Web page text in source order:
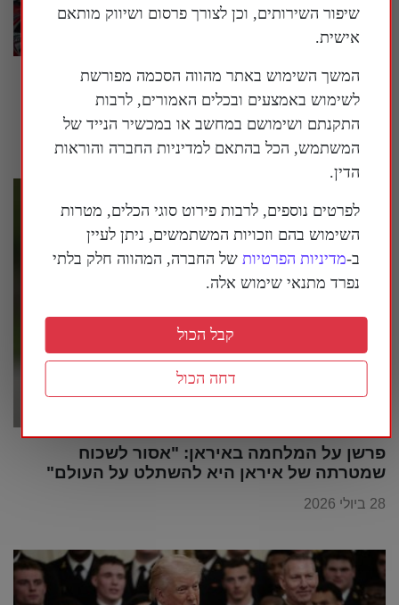
המשטר הסיני מנסה לחמש מחדש את איראן |
פרשנות
פרשן על המלחמה באיראן: "אסור לשכוח
שמטרתה של איראן היא להשתלט על העולם"
28 ביולי 2026
שיפור השירותים, וכן לצורך פרסום ושיווק מותאם
אישית.
המשך השימוש באתר מהווה הסכמה מפורשת
לשימוש באמצעים ובכלים האמורים, לרבות
התקנתם ושימושם במחשב או במכשיר הנייד של
המשתמש, הכל בהתאם למדיניות החברה והוראות
הדין.
לפרטים נוספים, לרבות פירוט סוגי הכלים, מטרות
השימוש בהם וזכויות המשתמשים, ניתן לעיין
ב-מדיניות הפרטיות של החברה, המהווה חלק בלתי
נפרד מתנאי שימוש אלה.
דחה הכול
קבל הכול